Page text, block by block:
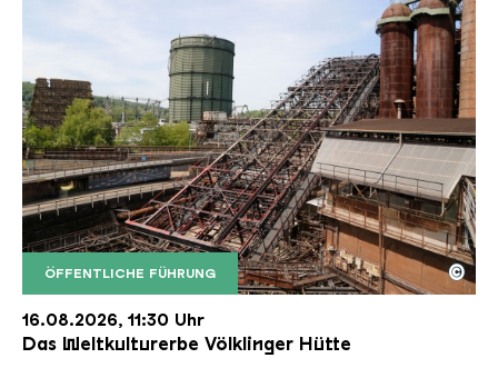
ÖFFENTLICHE FÜHRUNG
Der Erzschrägaufzug der Völklinger Hütte mit
Copyright: Weltkulturerbe Völklinger Hütte | Karl
©
16.08.2026, 11:30 Uhr
Das Weltkulturerbe Völklinger Hütte